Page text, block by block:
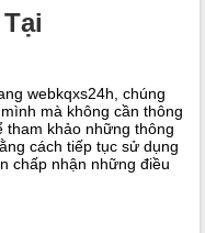
webkqxs24h, chúng
mà không cần thông
tham khảo những thông
cách tiếp tục sử dụng
chấp nhận những điều